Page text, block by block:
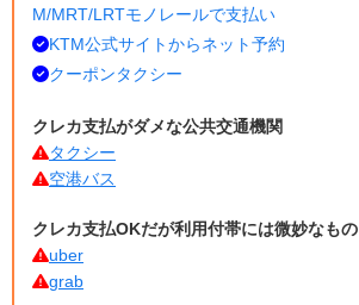
M/MRT/LRTモノレールで支払い
KTM公式サイトからネット予約
クーポンタクシー
クレカ支払がダメな公共交通機関
タクシー
空港バス
クレカ支払OKだが利用付帯には微妙なもの
uber
grab